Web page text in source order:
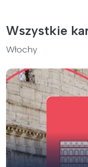
Wszystkie
Włochy